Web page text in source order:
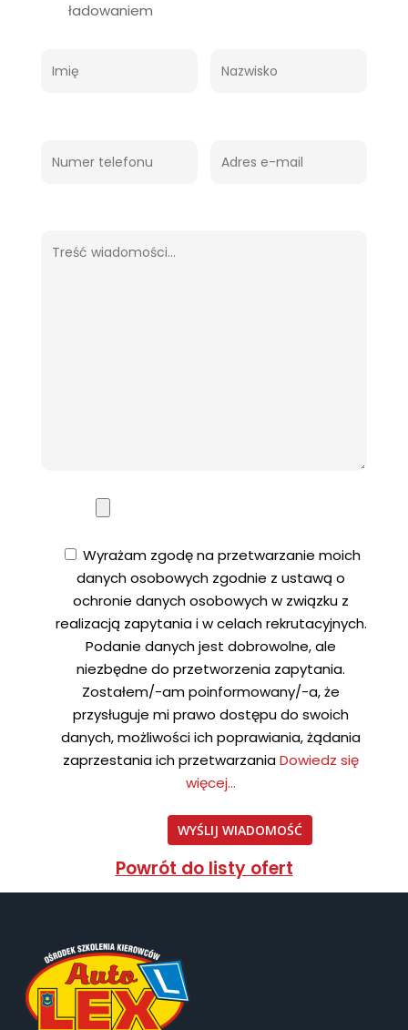
ładowaniem
Wyrażam zgodę na przetwarzanie moich
danych osobowych zgodnie z ustawą o
ochronie danych osobowych w związku z
realizacją zapytania i w celach rekrutacyjnych.
Podanie danych jest dobrowolne, ale
niezbędne do przetworzenia zapytania.
Zostałem/-am poinformowany/-a, że
przysługuje mi prawo dostępu do swoich
danych, możliwości ich poprawiania, żądania
zaprzestania ich przetwarzaniaDowiedz się
więcej...
Powrót do listy ofert